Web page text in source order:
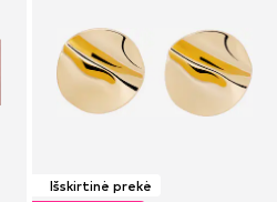
Išskirtinė prekė